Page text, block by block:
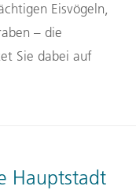
Eisvögeln,
– die
Sie dabei auf
Hauptstadt